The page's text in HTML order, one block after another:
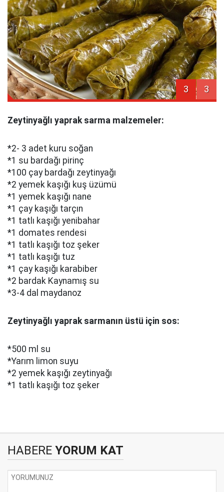
3 3
Zeytinyağlı yaprak sarma malzemeler:
*2- 3 adet kuru soğan
*1 su bardağı pirinç
*100 çay bardağı zeytinyağı
*2 yemek kaşığı kuş üzümü
*1 yemek kaşığı nane
*1 çay kaşığı tarçın
*1 tatlı kaşığı yenibahar
*1 domates rendesi
*1 tatlı kaşığı toz şeker
*1 tatlı kaşığı tuz
*1 çay kaşığı karabiber
*2 bardak Kaynamış su
*3-4 dal maydanoz
Zeytinyağlı yaprak sarmanın üstü için sos:
*500 ml su
*Yarım limon suyu
*2 yemek kaşığı zeytinyağı
*1 tatlı kaşığı toz şeker
HABERE YORUM KAT